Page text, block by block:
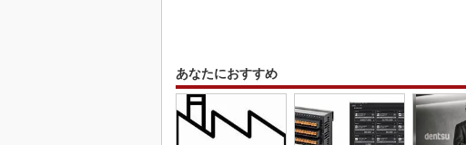
あなたにおすすめ